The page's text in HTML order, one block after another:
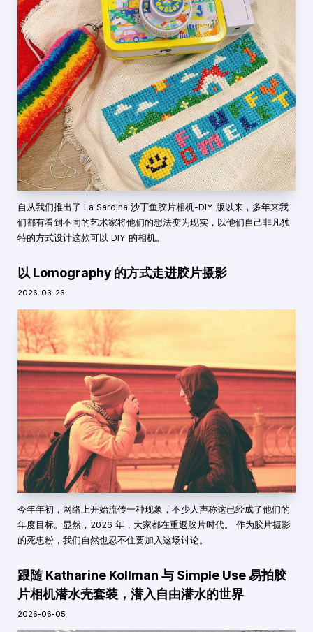
自从我们推出了 La Sardina 沙丁鱼胶片相机-DIY 版以来，多年来我
们都有看到不同的艺术家将他们的想法变为现实，以他们自己非凡独
特的方式设计这款可以 DIY 的相机。
以 Lomography 的方式走进胶片摄影
2026-03-26
今年年初，网络上开始流传一种现象，不少人声称这已经成了他们的
年度目标。显然，2026 年，大家都在重返胶片时代。 作为胶片摄影
的死忠粉，我们自然也忍不住要加入这场讨论。
跟随 Katharine Kollman 与 Simple Use 易拍胶
片相机潜水壳套装，潜入自由潜水的世界
2026-06-05